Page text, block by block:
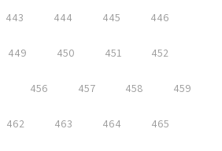
443 444 445 446
449 450 451 452
456 457 458 459
462 463 464 465